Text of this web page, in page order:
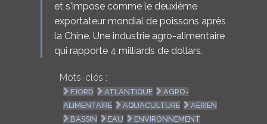
et s'impose comme le deuxième
exportateur mondial de poissons après
la Chine. Une industrie agro-alimentaire
qui rapporte 4 milliards de dollars.
Mots-clés :
FJORD ATLANTIQUE
AGRO-
ALIMENTAIRE
AQUACULTURE
AÉRIEN
BASSIN
EAU
ENVIRONNEMENT